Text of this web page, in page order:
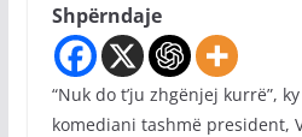
Shpërndaje
“Nuk do t’ju zhgënjej kurrë”,
komediani tashmë president,